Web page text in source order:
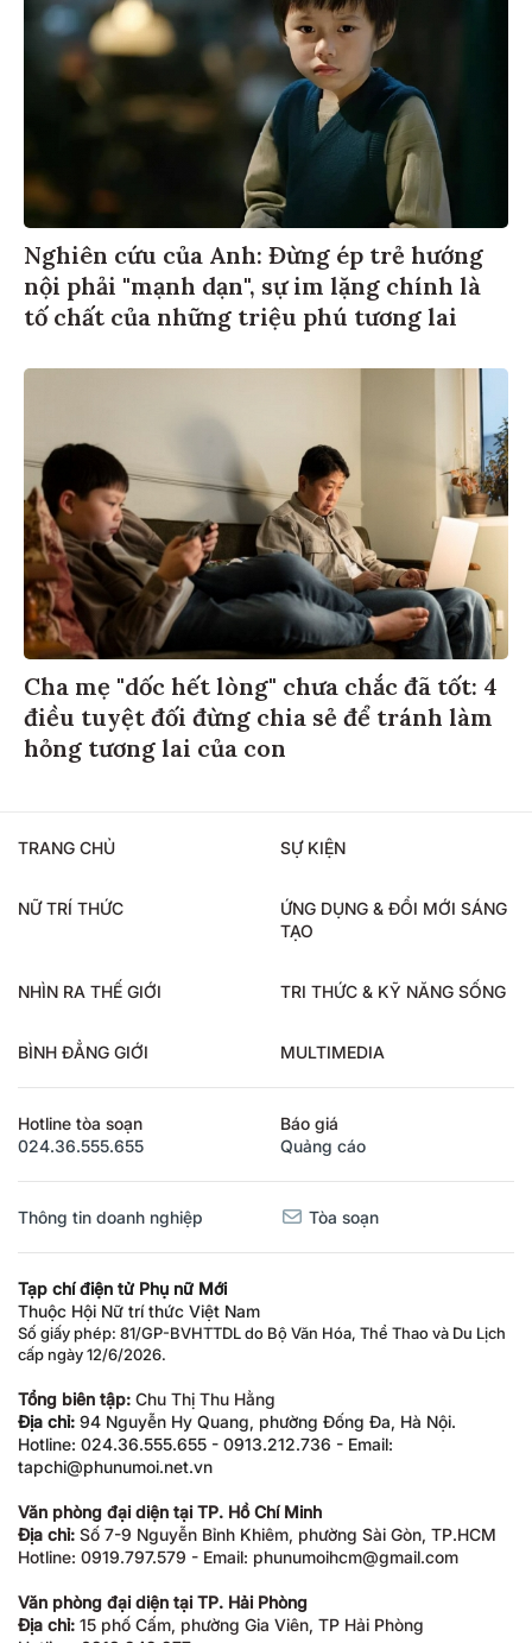
Nghiên cứu của Anh: Đừng ép trẻ hướng
nội phải "mạnh dạn", sự im lặng chính là
tố chất của những triệu phú tương lai
Cha mẹ "dốc hết lòng" chưa chắc đã tốt: 4
điều tuyệt đối đừng chia sẻ để tránh làm
hỏng tương lai của con
TRANG CHỦ SỰ KIỆN
NỮ TRÍ THỨC
ỨNG DỤNG & ĐỔI MỚI SÁNG
TẠO
NHÌN RA THẾ GIỚI TRI THỨC & KỸ NĂNG SỐNG
BÌNH ĐẲNG GIỚI MULTIMEDIA
Hotline tòa soạn
024.36.555.655
Báo giá
Quảng cáo
Thông tin doanh nghiệp Tòa soạn
Tạp chí điện tử Phụ nữ Mới
Thuộc Hội Nữ trí thức Việt Nam
Số giấy phép: 81/GP-BVHTTDL do Bộ Văn Hóa, Thể Thao và Du Lịch
cấp ngày 12/6/2026.
Tổng biên tập: Chu Thị Thu Hằng
Địa chỉ: 94 Nguyễn Hy Quang, phường Đống Đa, Hà Nội.
Hotline: 024.36.555.655 - 0913.212.736 - Email:
tapchi@phunumoi.net.vn
Văn phòng đại diện tại TP. Hồ Chí Minh
Địa chỉ: Số 7-9 Nguyễn Bỉnh Khiêm, phường Sài Gòn, TP.HCM
Hotline: 0919.797.579 - Email: phunumoihcm@gmail.com
Văn phòng đại diện tại TP. Hải Phòng
Địa chỉ: 15 phố Cấm, phường Gia Viên, TP Hải Phòng